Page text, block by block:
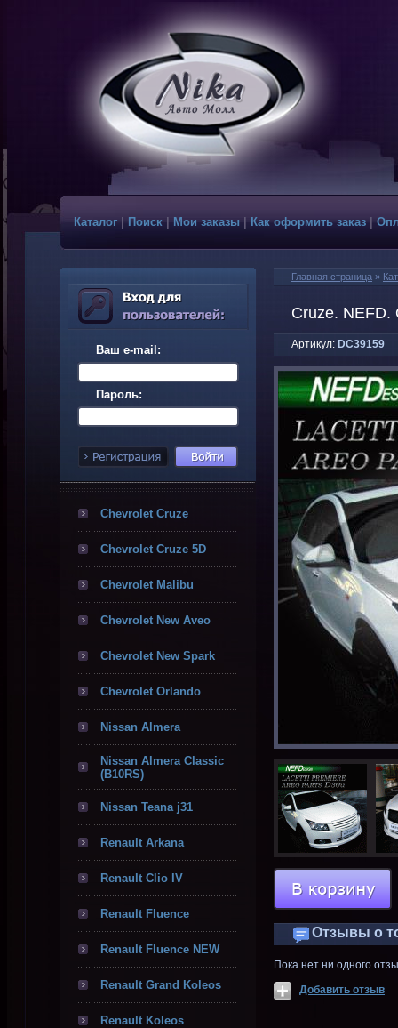
Каталог Поиск|Мои заказы|Как оформить заказ
Ваш e-mail:
Пароль:
Chevrolet Cruze
Chevrolet Cruze 5D
Chevrolet Malibu
Chevrolet New Aveo
Chevrolet New Spark
Chevrolet Orlando
Nissan Almera
Nissan Almera Classic
(B10RS)
Nissan Teana j31
Renault Arkana
Renault Clio IV
Renault Fluence
Renault Fluence NEW
Renault Grand Koleos
Renault Koleos
Главная страница »
Cruze. NEFD.
Артикул: DC39159
Отзывы о
Пока нет ни одного
Добавить отзыв